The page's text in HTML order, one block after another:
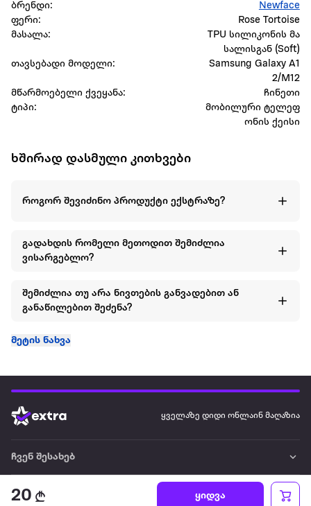
20 ყიდვა
ბრენდი:
Newface
ფერი:
Rose Tortoise
მასალა:
TPU სილიკონის მა
სალისგან (Soft)
თავსებადი მოდელი:
Samsung Galaxy A1
2/M12
მწარმოებელი ქვეყანა:
ჩინეთი
ტიპი:
მობილური ტელეფ
ონის ქეისი
ხშირად დასმული კითხვები
როგორ შევიძინო პროდუქტი ექსტრაზე?
გადახდის რომელი მეთოდით შემიძლია
ვისარგებლო?
შემიძლია თუ არა ნივთების განვადებით ან
განაწილებით შეძენა?
მეტის ნახვა
ყველაზე დიდი ონლაინ მაღაზია
ჩვენ შესახებ
წესები და პირობები